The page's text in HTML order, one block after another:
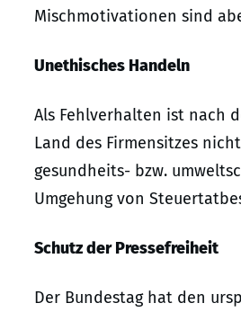
Mischmotivationen sind
Unethisches Handeln
Als Fehlverhalten ist nach
Land des Firmensitzes
gesundheits- bzw.
Umgehung von
Schutz der Pressefreiheit
Der Bundestag hat den